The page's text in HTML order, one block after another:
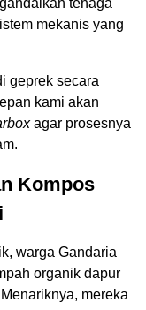
tenaga
mekanis yang
geprek secara
kami akan
agar prosesnya
Kompos
warga Gandaria
organik dapur
mereka